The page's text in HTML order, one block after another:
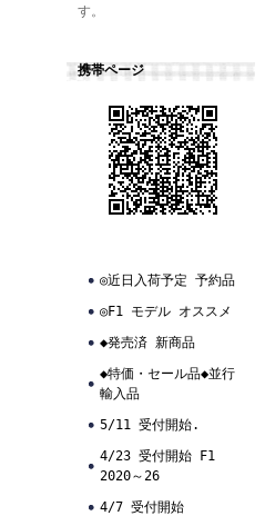
す。
携帯ページ
◎近日入荷予定 予約品
◎F1 モデル オススメ
◆発売済 新商品
◆特価・セール品◆並行
輸入品
5/11 受付開始.
4/23 受付開始 F1
2020～26
4/7 受付開始